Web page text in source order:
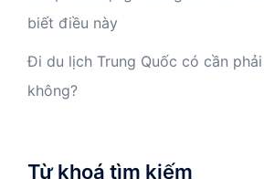
biết điều này
Đi du lịch Trung Quốc có cần
không?
Từ khoá tìm kiếm